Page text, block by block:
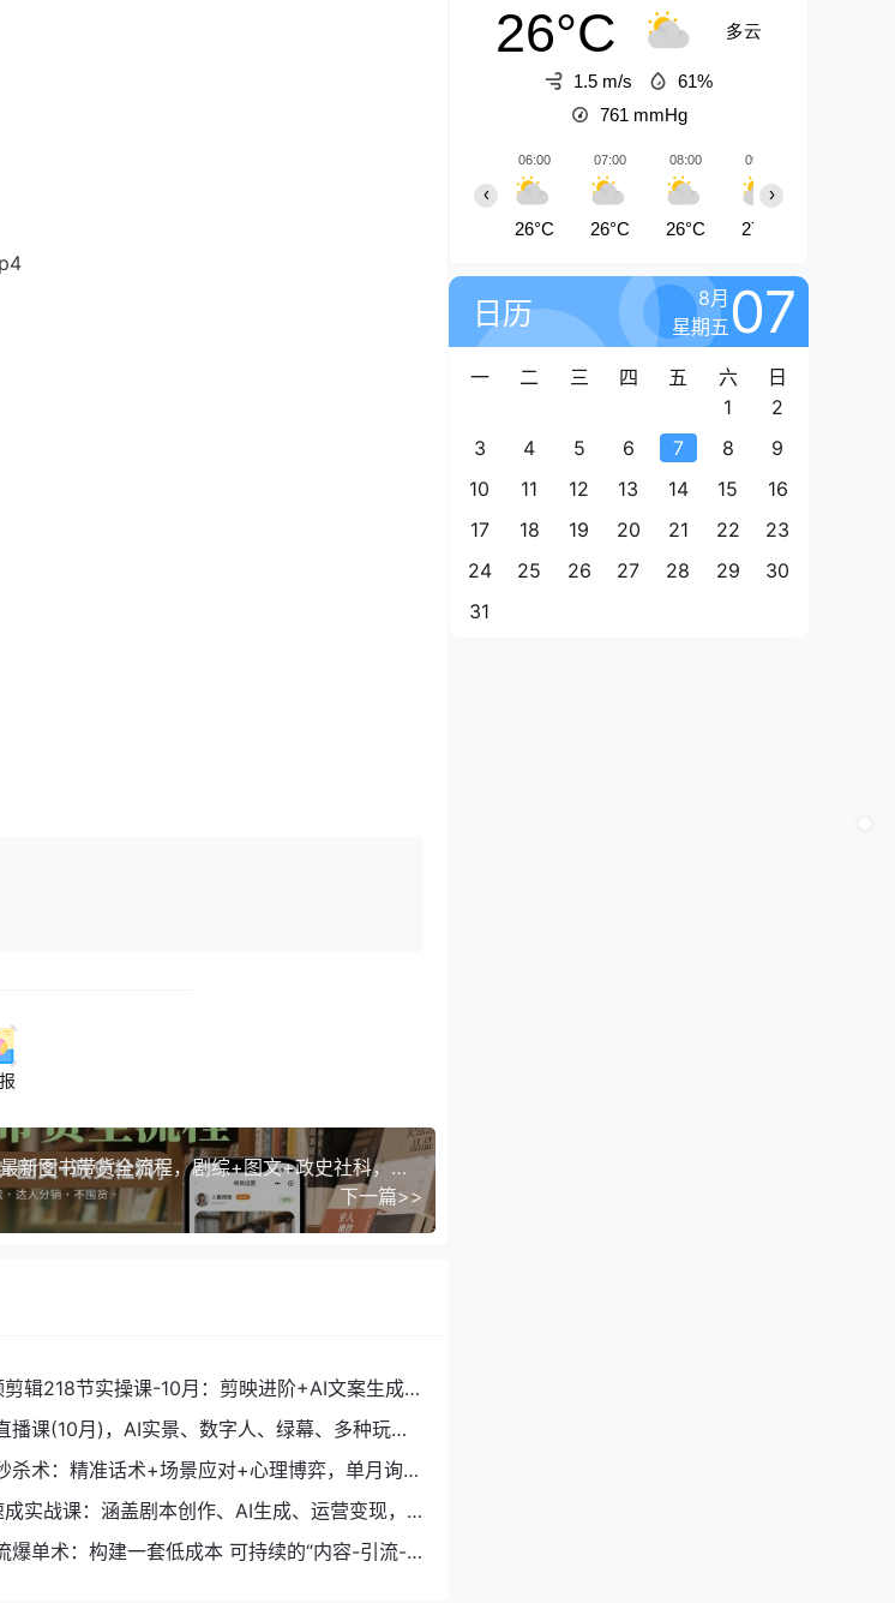
2025年最新图书带货全流程，剧综+图文+政史社科，全程自然流，达人分销，不囤货，无售后
下一篇>>
辑218节实操课-10月：剪映进阶+AI文案生成
，月入2万
播课(10月)，AI实景、数字人、绿幕、多种玩
自动盈利
杀术：精准话术+场景应对+心理博弈，单月询盘
200%
实战课：涵盖剧本创作、AI生成、运营变现，
破万
爆单术：构建一套低成本 可持续的“内容-引流-
26°C 多云
1.5 m/s
61%
761 mmHg
06:00
26°C
07:00
26°C
08:00
26°C
09:00
27°C
‹ ›
日历
8月
星期五07
一 二 三 四 五 六
日
1
2
3
4 5 6 7 8
9
10
11 12 13 14 15
16
17
18 19 20 21 22
23
24
25 26 27 28 29
30
31